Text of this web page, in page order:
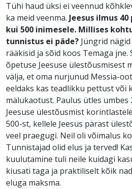
Tühi haud üksi ei veennud
ka meid veenma. Jeesus ilmus
kui 500 inimesele. Millises
tunnistus ei päde? Jüngrid
rääkisid ja sõid koos Temaga jne.
õpetuse Jeesuse ülestõusmisest
välja, et oma nurjunud Messia-
eeldaks kas teadlikku pettust või
mälukaotust. Paulus ütles umbes
Jeesuse ülestõusmist
500-st, kellele Jeesus pärast
veel praegugi. Neil oli võimalus
Tunnistajad olid elus ja terved!
kuulutamine tuli neile kuidagi
kiusati taga ja praktiliselt kõik
eluga maksma.